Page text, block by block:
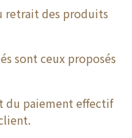
retrait des produits
sont ceux proposés
du paiement effectif